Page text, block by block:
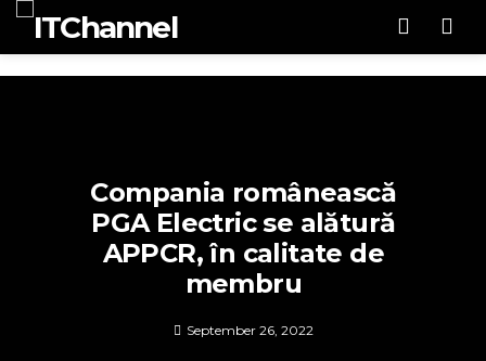
Compania românească
PGA Electric se alătură
APPCR, în calitate de
membru
September 26, 2022